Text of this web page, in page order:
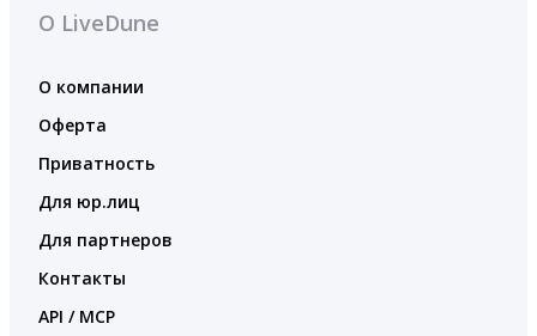
О LiveDune
О компании
Оферта
Приватность
Для юр.лиц
Для партнеров
Контакты
API / MCP